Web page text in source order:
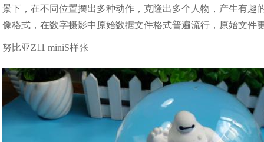
景下，在不同位置摆出多种动作，克隆出多个人物，产生有
像格式，在数字摄影中原始数据文件格式普遍流行，原始文件
努比亚Z11 miniS样张